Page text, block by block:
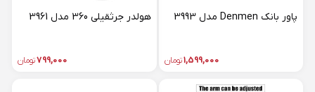
پاور بانک Denmen مدل 3993
1,599,000تومان
هولدر جرثقیلی 360 مدل 3961
799,000تومان